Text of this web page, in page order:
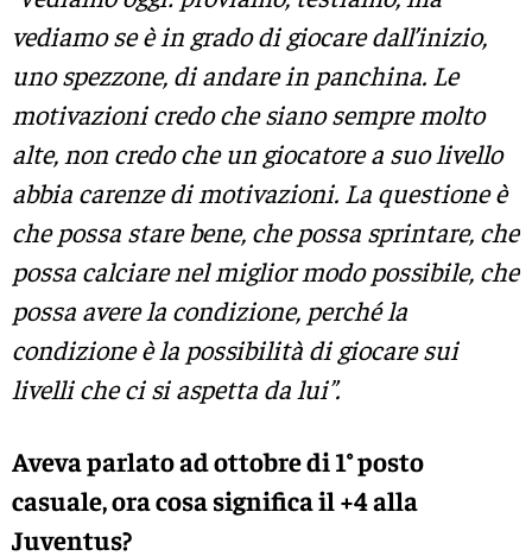
vediamo se è in grado di giocare dall’inizio,
uno spezzone, di andare in panchina. Le
motivazioni credo che siano sempre molto
alte, non credo che un giocatore a suo livello
abbia carenze di motivazioni. La questione è
che possa stare bene, che possa sprintare, che
possa calciare nel miglior modo possibile, che
possa avere la condizione, perché la
condizione è la possibilità di giocare sui
livelli che ci si aspetta da lui”.
Aveva parlato ad ottobre di 1° posto
casuale, ora cosa significa il +4 alla
Juventus?